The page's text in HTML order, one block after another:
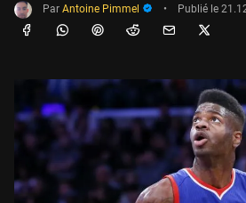
Par Antoine Pimmel • Publié le